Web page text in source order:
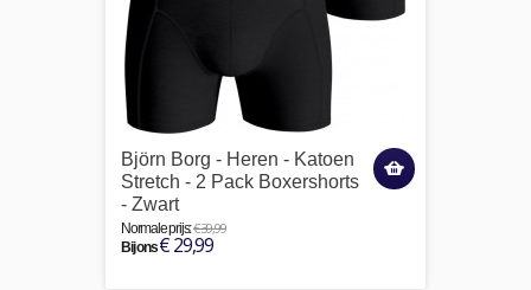
Björn Borg - Heren - Katoen
Stretch - 2 Pack Boxershorts
- Zwart
Normale prijs:€ 39,99
Bij ons€ 29,99